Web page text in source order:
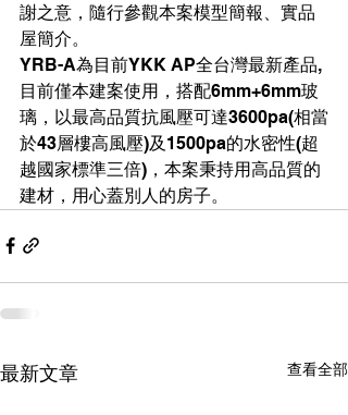
謝之意，隨行參觀本案模型簡報、實品
屋簡介。
YRB-A為目前YKK AP全台灣最新產品,
目前僅本建案使用，搭配6mm+6mm玻
璃，以最高品質抗風壓可達3600pa(相當
於43層樓高風壓)及1500pa的水密性(超
越國家標準三倍)，本案秉持用高品質的
建材，用心蓋別人的房子。
最新文章 查看全部